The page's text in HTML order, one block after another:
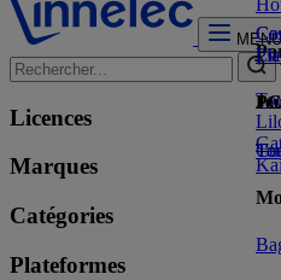
MENU
Licences
Marques
Catégories
Plateformes